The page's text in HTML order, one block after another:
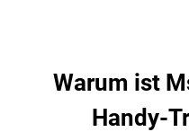
Warum ist
Handy-